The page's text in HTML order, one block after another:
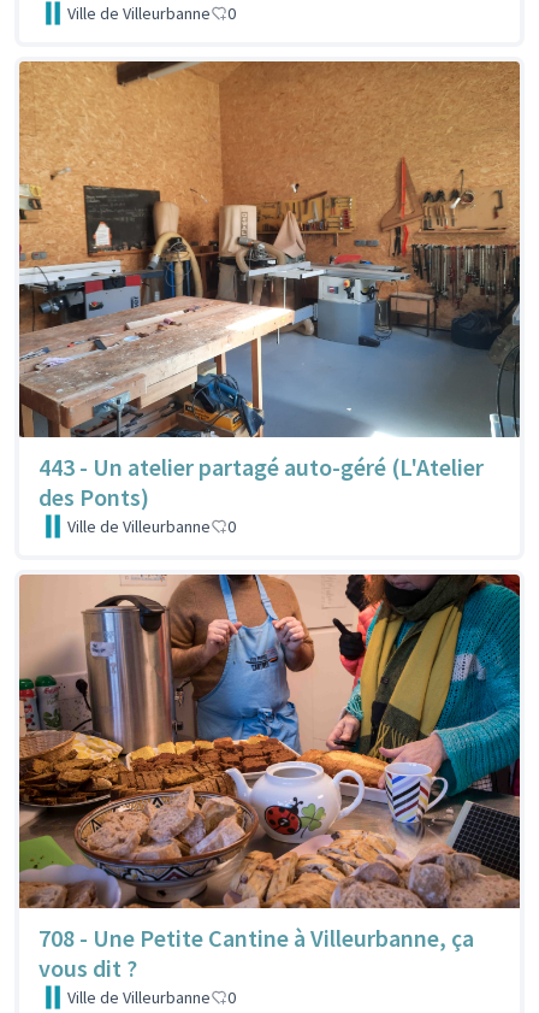
Ville de Villeurbanne 0
443 - Un atelier partagé auto-géré (L'Atelier
des Ponts)
Ville de Villeurbanne 0
708 - Une Petite Cantine à Villeurbanne, ça
vous dit ?
Ville de Villeurbanne 0